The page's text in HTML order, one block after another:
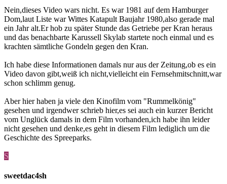
Nein,dieses Video wars nicht. Es war 1981 auf dem Hamburger
Dom,laut Liste war Wittes Katapult Baujahr 1980,also gerade mal
ein Jahr alt.Er hob zu später Stunde das Getriebe per Kran heraus
und das benachbarte Karussell Skylab startete noch einmal und es
krachten sämtliche Gondeln gegen den Kran.
Ich habe diese Informationen damals nur aus der Zeitung,ob es ein
Video davon gibt,weiß ich nicht,vielleicht ein Fernsehmitschnitt,war
schon schlimm genug.
Aber hier haben ja viele den Kinofilm vom "Rummelkönig"
gesehen und irgendwer schrieb hier,es sei auch ein kurzer Bericht
vom Unglück damals in dem Film vorhanden,ich habe ihn leider
nicht gesehen und denke,es geht in diesem Film lediglich um die
Geschichte des Spreeparks.
S
sweetdac4sh